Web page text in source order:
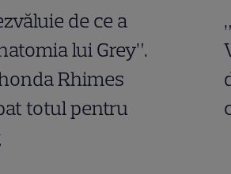
de ce a
lui Grey”.
Rhimes
totul pentru